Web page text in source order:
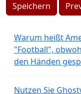
Speichern
Warum heißt
"Football",
den Händen
Nutzen Sie